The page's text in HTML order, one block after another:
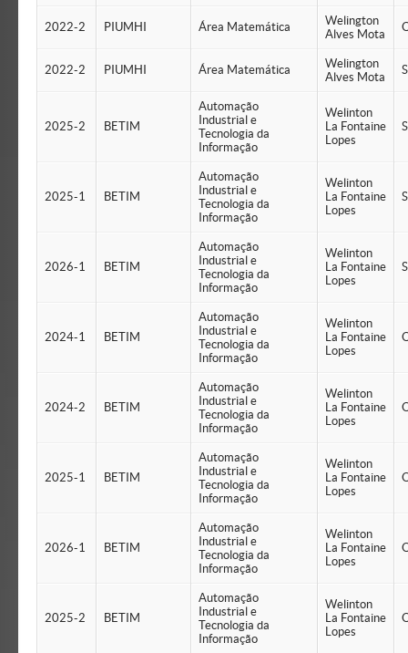
2022-2 PIUMHI Área Matemática
Welington
Alves Mota
2022-2 PIUMHI Área Matemática
Welington
Alves Mota
2025-2 BETIM
Automação
Industrial e
Tecnologia da
Informação
Welinton
La Fontaine
Lopes
2025-1 BETIM
Automação
Industrial e
Tecnologia da
Informação
Welinton
La Fontaine
Lopes
2026-1 BETIM
Automação
Industrial e
Tecnologia da
Informação
Welinton
La Fontaine
Lopes
2024-1 BETIM
Automação
Industrial e
Tecnologia da
Informação
Welinton
La Fontaine
Lopes
2024-2 BETIM
Automação
Industrial e
Tecnologia da
Informação
Welinton
La Fontaine
Lopes
2025-1 BETIM
Automação
Industrial e
Tecnologia da
Informação
Welinton
La Fontaine
Lopes
2026-1 BETIM
Automação
Industrial e
Tecnologia da
Informação
Welinton
La Fontaine
Lopes
2025-2 BETIM
Automação
Industrial e
Tecnologia da
Informação
Welinton
La Fontaine
Lopes